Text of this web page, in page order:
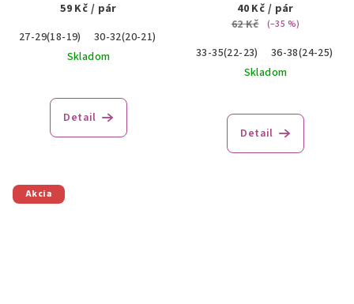
59 Kč / pár
27-29(18-19)
30-32(20-21)
Skladom
Detail
40 Kč / pár
62 Kč
(–35 %)
33-35(22-23) 36-38(24-25)
Skladom
Detail
Akcia